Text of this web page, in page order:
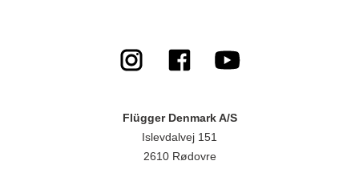
Flügger Denmark A/S
Islevdalvej 151
2610 Rødovre